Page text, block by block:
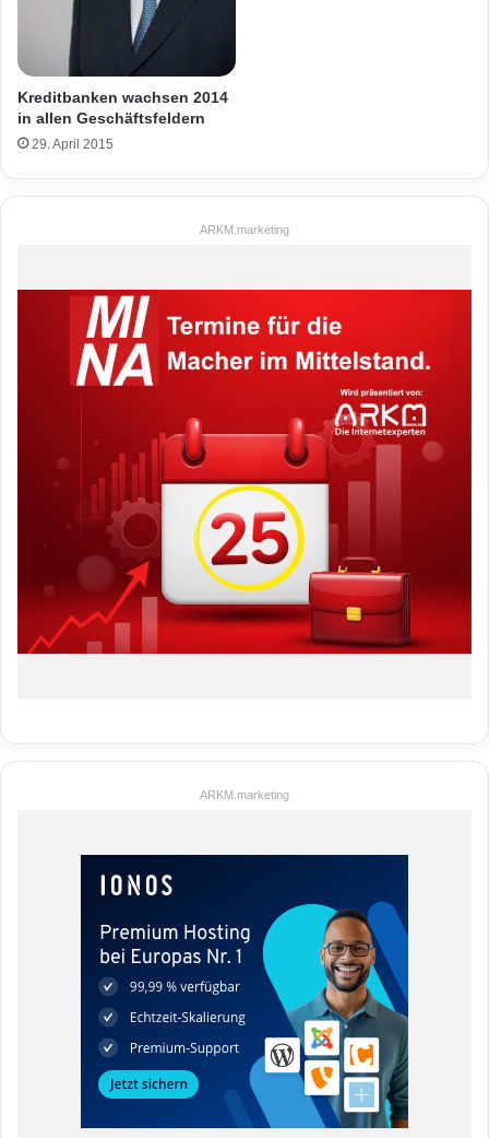
Kreditbanken wachsen 2014
in allen Geschäftsfeldern
29. April 2015
ARKM.marketing
ARKM.marketing